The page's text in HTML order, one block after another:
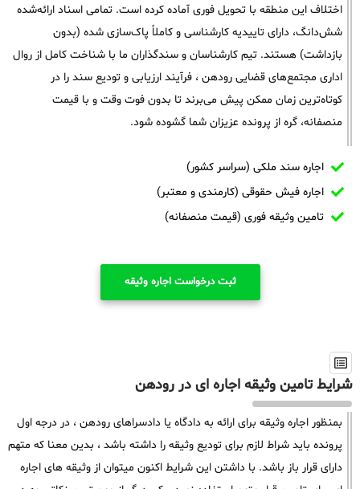
اختلاف این منطقه با تحویل فوری آماده کرده است. تمامی اسناد ارائه‌شده
شش‌دانگ، دارای تاییدیه کارشناسی و کاملاً پاک‌سازی شده (بدون
بازداشت) هستند. تیم کارشناسان و سندگذاران ما با شناخت کامل از روال
اداری مجتمع‌های قضایی رودهن ، فرآیند ارزیابی و تودیع سند را در
کوتاه‌ترین زمان ممکن پیش می‌برند تا بدون فوت وقت و با قیمت
منصفانه، گره از پرونده عزیزان شما گشوده شود.
اجاره سند ملکی (سراسر کشور)
اجاره فیش حقوقی (کارمندی و معتبر)
تامین وثیقه فوری (قیمت منصفانه)
ثبت درخواست اجاره وثیقه
شرایط تامین وثیقه اجاره ای در رودهن
بمنظور اجاره وثیقه برای ارائه به دادگاه یا دادسراهای رودهن ، در درجه اول
پرونده باید شراط لازم برای تودیع وثیقه را داشته باشد ، بدین معنا که متهم
دارای قرار باز باشد. با داشتن این شرایط اکنون میتوان از وثیقه های اجاره